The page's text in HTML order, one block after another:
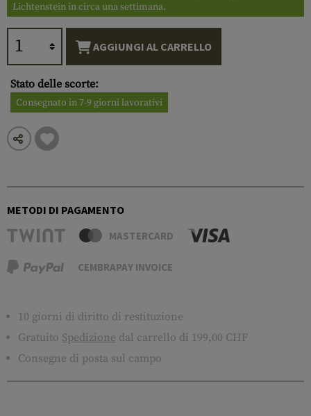
Lichtenstein in circa una settimana.
AGGIUNGI AL CARRELLO
Stato delle scorte:
Consegnato in 7-9 giorni lavorativi
METODI DI PAGAMENTO
MASTERCARD
CEMBRAPAY INVOICE
10 giorni di diritto di restituzione
Gratuito Spedizione dal carrello di 199,00 CHF
Consegne di posta sul campo